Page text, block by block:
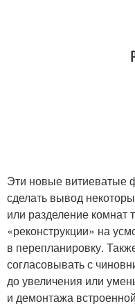
Эти новые витиеватые
сделать вывод
или разделение комнат
«реконструкции» на
в перепланировку.
согласовывать с
до увеличения или
и демонтажа